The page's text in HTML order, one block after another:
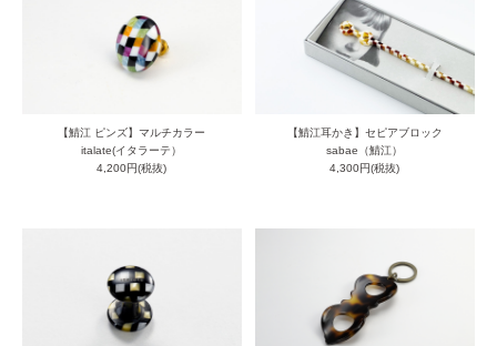
【鯖江 ピンズ】マルチカラー
italate(イタラーテ）
4,200円(税抜)
【鯖江耳かき】セピアブロック
sabae（鯖江）
4,300円(税抜)